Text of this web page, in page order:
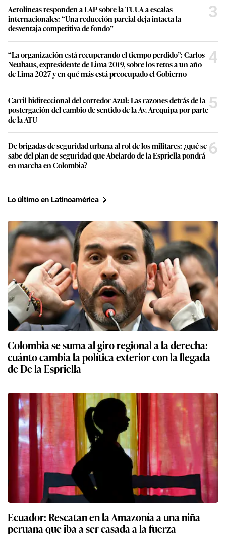
Aerolíneas responden a LAP sobre la TUUA a escalas
internacionales: “Una reducción parcial deja intacta la
desventaja competitiva de fondo”
3
“La organización está recuperando el tiempo perdido”: Carlos
Neuhaus, expresidente de Lima 2019, sobre los retos a un año
de Lima 2027 y en qué más está preocupado el Gobierno
4
Carril bidireccional del corredor Azul: Las razones detrás de la
postergación del cambio de sentido de la Av. Arequipa por parte
de la ATU
5
De brigadas de seguridad urbana al rol de los militares: ¿qué se
sabe del plan de seguridad que Abelardo de la Espriella pondrá
en marcha en Colombia?
6
Lo último en Latinoamérica
Colombia se suma al giro regional a la derecha:
cuánto cambia la política exterior con la llegada
de De la Espriella
Ecuador: Rescatan en la Amazonía a una niña
peruana que iba a ser casada a la fuerza